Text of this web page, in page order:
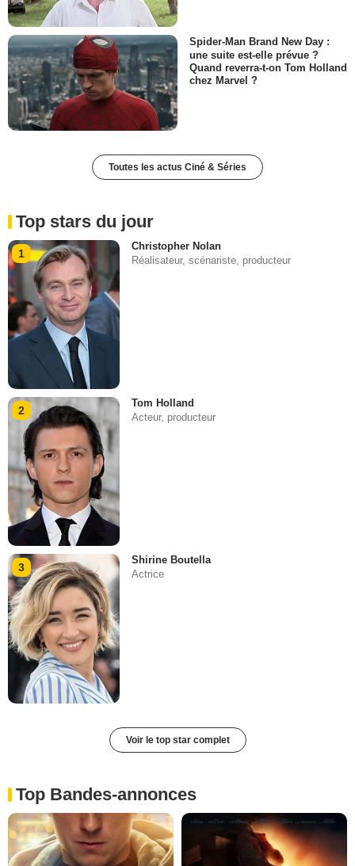
Spider-Man Brand New Day :
une suite est-elle prévue ?
Quand reverra-t-on Tom Holland
chez Marvel ?
Toutes les actus Ciné & Séries
Top stars du jour
1
Christopher Nolan
Réalisateur, scénariste, producteur
2
Tom Holland
Acteur, producteur
3
Shirine Boutella
Actrice
Voir le top star complet
Top Bandes-annonces